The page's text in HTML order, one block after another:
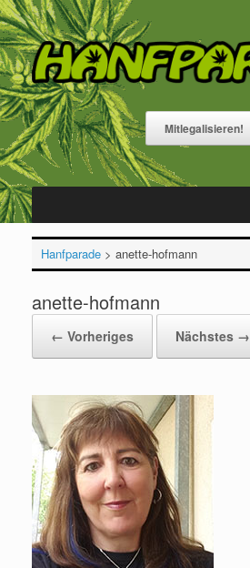
Zum
Inhalt
springen
Mitlegalisieren!
Hanfparade> anette-hofmann
anette-hofmann
← Vorheriges Nächstes →